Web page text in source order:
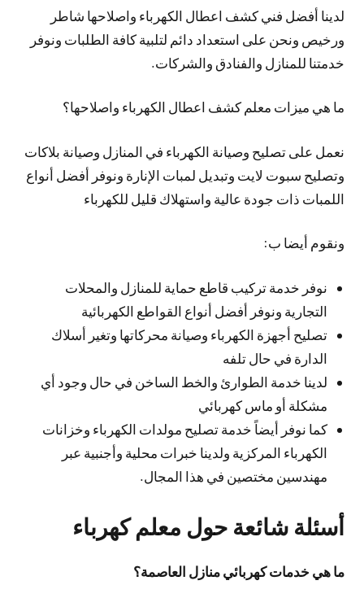
لدينا أفضل فني كشف اعطال الكهرباء واصلاحها شاطر
ورخيص ونحن على استعداد دائم لتلبية كافة الطلبات ونوفر
خدمتنا للمنازل والفنادق والشركات.
ما هي ميزات معلم كشف اعطال الكهرباء واصلاحها؟
نعمل على تصليح وصيانة الكهرباء في المنازل وصيانة بلاكات
وتصليح سبوت لايت وتبديل لمبات الإنارة ونوفر أفضل أنواع
اللمبات ذات جودة عالية واستهلاك قليل للكهرباء
ونقوم أيضا ب:
نوفر خدمة تركيب قاطع حماية للمنازل والمحلات
التجارية ونوفر أفضل أنواع القواطع الكهربائية
تصليح أجهزة الكهرباء وصيانة محركاتها وتغير أسلاك
الدارة في حال تلفه
لدينا خدمة الطوارئ والخط الساخن في حال وجود أي
مشكلة أو ماس كهربائي
كما نوفر أيضاً خدمة تصليح مولدات الكهرباء وخزانات
الكهرباء المركزية ولدينا خبرات محلية وأجنبية عبر
مهندسين مختصين في هذا المجال.
أسئلة شائعة حول معلم كهرباء
ما هي خدمات كهربائي منازل العاصمة؟